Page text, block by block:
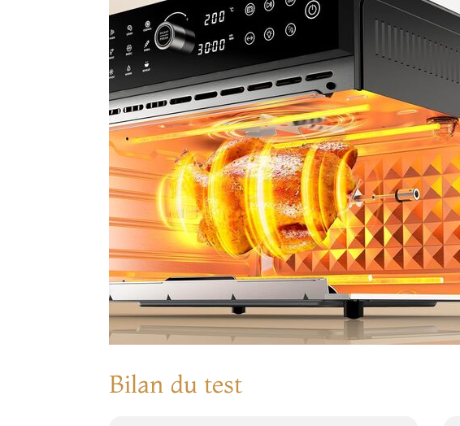
Bilan du test